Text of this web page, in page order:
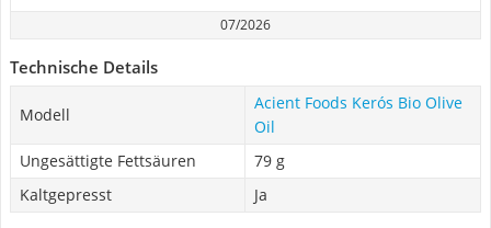
07/2026
Technische Details
Modell
Acient Foods Kerós Bio Olive
Oil
Ungesättigte Fettsäuren
79 g
Kaltgepresst
Ja